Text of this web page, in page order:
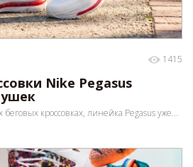
1415
Nike Pegasus
беговых кроссовках, линейка Pegasus уже...